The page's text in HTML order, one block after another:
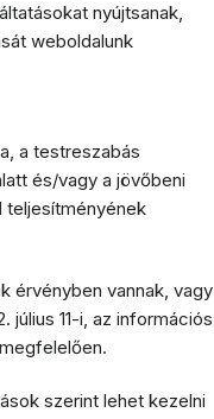
nyújtsanak,
weboldalunk
a testreszabás
és/vagy a jövőbeni
teljesítményének
érvényben vannak, vagy
július 11-i, az információs
szerint lehet kezelni